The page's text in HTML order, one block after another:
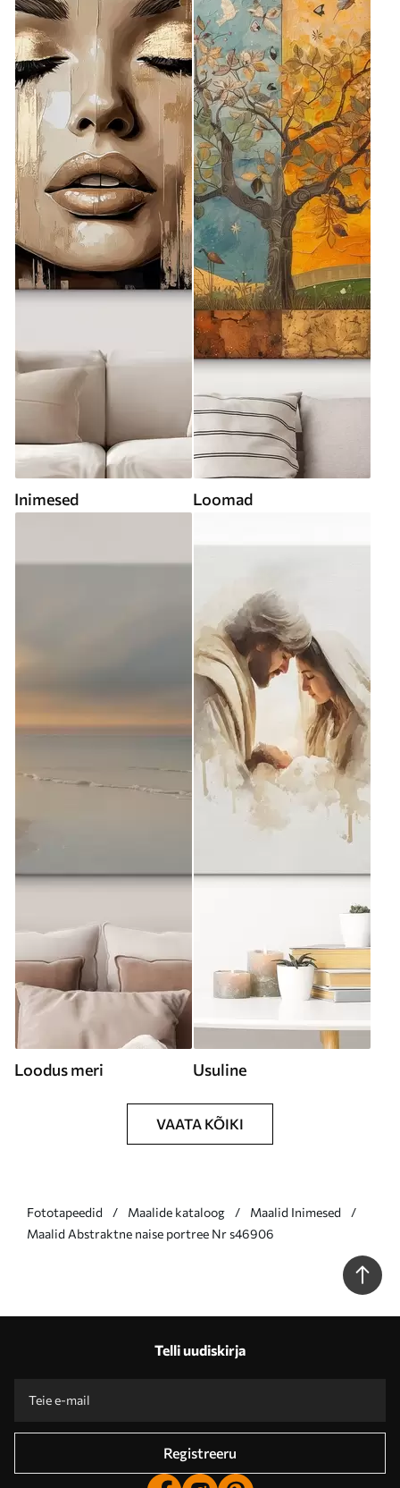
Inimesed Loomad
Loodus meri Usuline
VAATA KÕIKI
Fototapeedid Maalide kataloog
Maalid Inimesed
Maalid Abstraktne naise portree Nr s46906
Telli uudiskirja
Registreeru